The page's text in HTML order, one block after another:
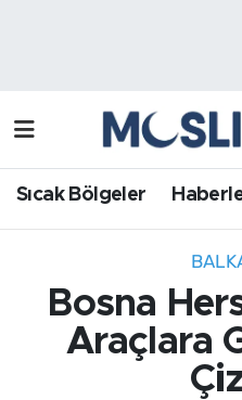
Sıcak Bölgeler
Bosna
Araçlara
Haberler
MP Dosya
Röportaj Haber